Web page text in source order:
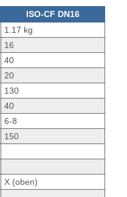
ISO-CF DN16
1.17 kg
16
40
20
130
40
6-8
150
X (oben)